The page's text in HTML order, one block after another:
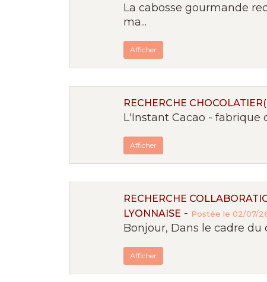
La cabosse gourmande
ma...
Afficher
RECHERCHE
L'Instant Cacao - fabrique
Afficher
RECHERCHE
LYONNAISE - Postée le 02/07/
Bonjour, Dans le cadre
Afficher